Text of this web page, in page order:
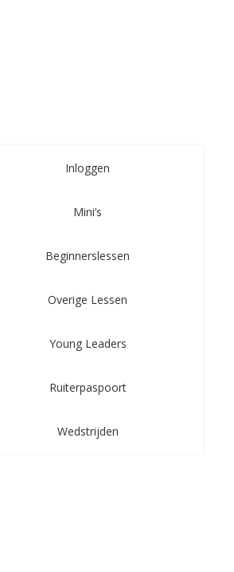
Inloggen
Mini’s
Beginnerslessen
Overige Lessen
Young Leaders
Ruiterpaspoort
Wedstrijden